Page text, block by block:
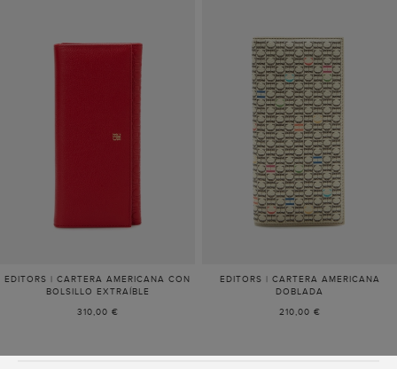
EDITORS | CARTERA AMERICANA CON
BOLSILLO EXTRAÍBLE
310,00 €
EDITORS | CARTERA AMERICANA
DOBLADA
210,00 €